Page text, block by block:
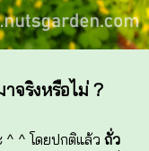
จริงหรือไม่ ?
^ ^ โดยปกติแล้ว ถั่ว